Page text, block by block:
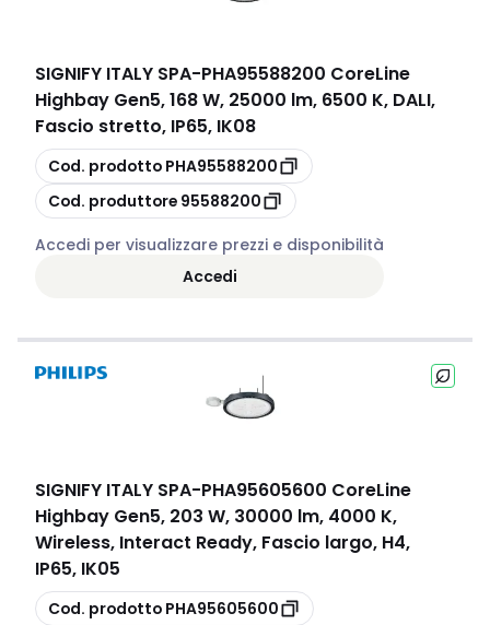
SIGNIFY ITALY SPA-PHA95588200 CoreLine
Highbay Gen5, 168 W, 25000 lm, 6500 K, DALI,
Fascio stretto, IP65, IK08
copia
Cod. prodotto PHA95588200
copia
Cod. produttore 95588200
Accedi per visualizzare prezzi e disponibilità
Accedi
SIGNIFY ITALY SPA-PHA95605600 CoreLine
Highbay Gen5, 203 W, 30000 lm, 4000 K,
Wireless, Interact Ready, Fascio largo, H4,
IP65, IK05
copia
Cod. prodotto PHA95605600